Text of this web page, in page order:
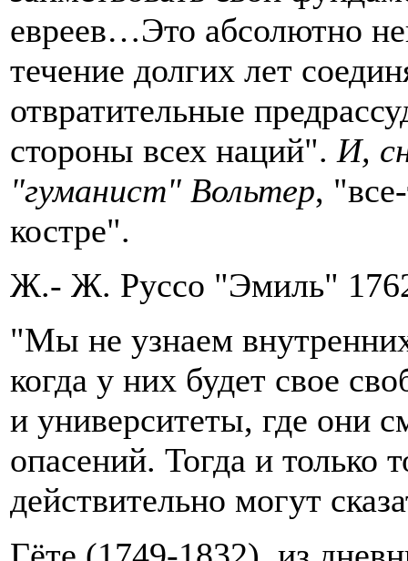
евреев…Это абсолютно
течение долгих лет
отвратительные
стороны всех наций". И,
"гуманист" Вольтер,
костре".
Ж.- Ж. Руссо "Эмиль"
"Мы не узнаем
когда у них будет свое
и университеты, где они
опасений. Тогда и только
действительно могут